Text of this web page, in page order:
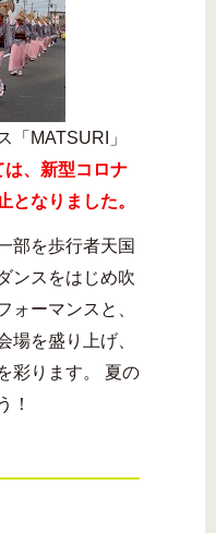
「MATSURI」
、新型コロナ
となりました。
部を歩行者天国
ンスをはじめ吹
ォーマンスと、
場を盛り上げ、
彩ります。 夏の
！